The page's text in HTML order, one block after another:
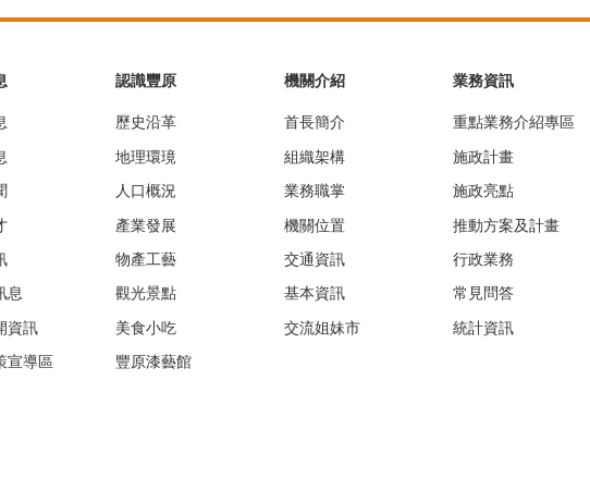
息
資訊
宣導區
認識豐原
歷史沿革
地理環璄
人口概況
產業發展
物產工藝
觀光景點
美食小吃
豐原漆藝館
機關介紹
首長簡介
組織架構
業務職掌
機關位置
交通資訊
基本資訊
交流姐妹市
業務資訊
重點業務介紹專區
施政計畫
施政亮點
推動方案及計畫
行政業務
常見問答
統計資訊